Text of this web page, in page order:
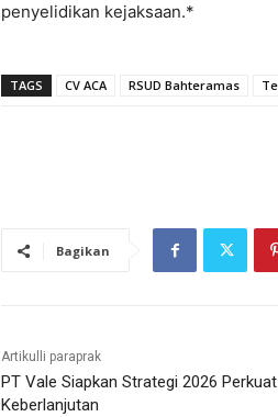
penyelidikan kejaksaan.*
TAGS CV ACA RSUD Bahteramas
Bagikan
Artikulli paraprak
PT Vale Siapkan Strategi 2026 Perkuat
Keberlanjutan